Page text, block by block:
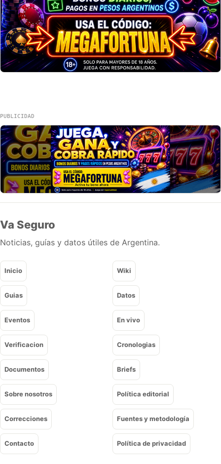
PUBLICIDAD
Va Seguro
Noticias, guías y datos útiles de Argentina.
Inicio Wiki
Guias Datos
Eventos En vivo
Verificacion Cronologias
Documentos Briefs
Sobre nosotros Política editorial
Correcciones Fuentes y metodología
Contacto Política de privacidad